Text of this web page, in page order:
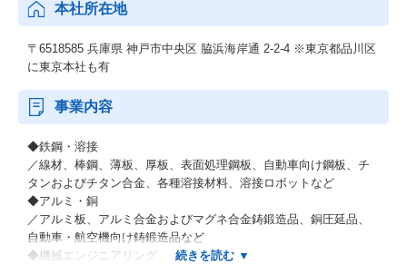
本社所在地
〒6518585 兵庫県 神戸市中央区 脇浜海岸通 2-2-4 ※東京都品川区
に東京本社も有
事業内容
◆鉄鋼・溶接
／線材、棒鋼、薄板、厚板、表面処理鋼板、自動車向け鋼板、チ
タンおよびチタン合金、各種溶接材料、溶接ロボットなど
◆アルミ・銅
／アルミ板、アルミ合金およびマグネ合金鋳鍛造品、銅圧延品、
自動車・航空機向け鋳鍛造品など
◆機械エンジニアリング